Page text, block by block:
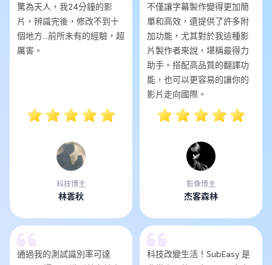
驚為天人，我24分鐘的影
片，辨識完後，修改不到十
個地方...前所未有的經驗，超
厲害。
科技博主
林雲秋
不僅讓字幕製作變得更加簡
單和高效，還提供了許多附
加功能，尤其對於我這種影
片製作者來說，堪稱最得力
助手。搭配高品質的翻譯功
能，也可以更容易的讓你的
影片走向國際。
影像博主
杰客森林
通過我的測試識別率可達
科技改變生活！SubEasy 是